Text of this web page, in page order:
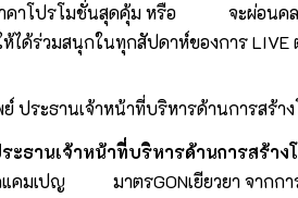
คาโปรโมชั่นสุดคุ้ม หรือ จะผ่อนคลา
ได้ร่วมสนุกในทุกสัปดาห์ของการ
ะธานเจ้าหน้าที่บริหารด้านการสร้า
านเจ้าหน้าที่บริหารด้านการสร้างโ
คมเปญ มาตรGONเยียวยา จากการ